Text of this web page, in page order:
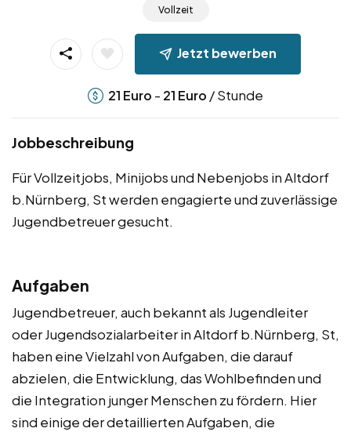
Vollzeit
Jetzt bewerben
21 Euro - 21 Euro / Stunde
Jobbeschreibung
Für Vollzeitjobs, Minijobs und Nebenjobs in Altdorf
b.Nürnberg, St werden engagierte und zuverlässige
Jugendbetreuer gesucht.
Aufgaben
Jugendbetreuer, auch bekannt als Jugendleiter
oder Jugendsozialarbeiter in Altdorf b.Nürnberg, St,
haben eine Vielzahl von Aufgaben, die darauf
abzielen, die Entwicklung, das Wohlbefinden und
die Integration junger Menschen zu fördern. Hier
sind einige der detaillierten Aufgaben, die